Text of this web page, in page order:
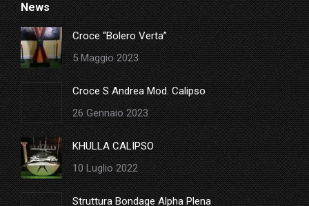
opens
in
new
window
News
Croce “Bolero Verta”
5 Maggio 2023
Croce S Andrea Mod. Calipso
26 Gennaio 2023
KHULLA CALIPSO
10 Luglio 2022
Struttura Bondage Alpha Plena